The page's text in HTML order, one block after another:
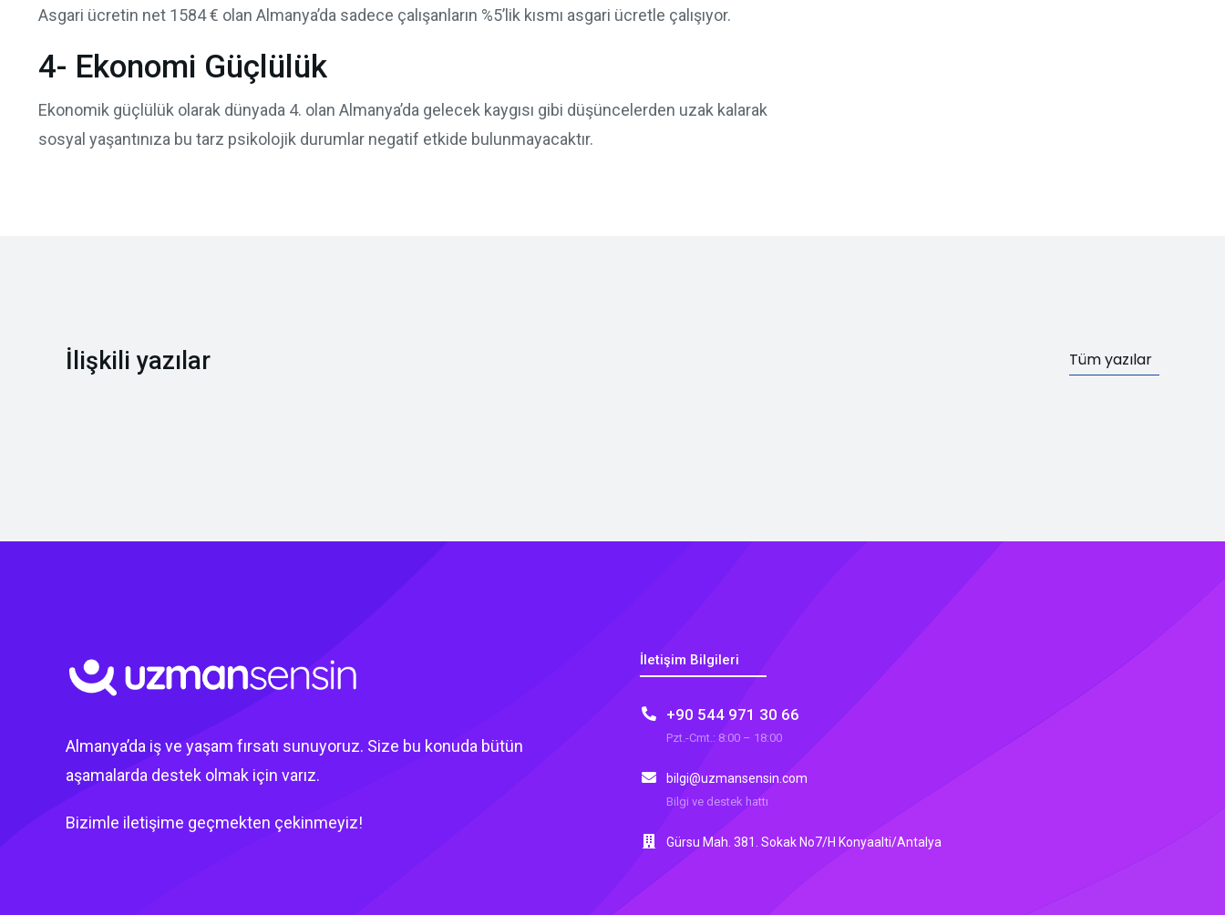
Asgari ücretin net 1584 € olan Almanya’da sadece çalışanların %5’lik kısmı asgari ücretle çalışıyor.
4- Ekonomi Güçlülük
Ekonomik güçlülük olarak dünyada 4. olan Almanya’da gelecek kaygısı gibi düşüncelerden uzak kalarak
sosyal yaşantınıza bu tarz psikolojik durumlar negatif etkide bulunmayacaktır.
İlişkili yazılar Tüm yazılar
Almanya’da iş ve yaşam fırsatı sunuyoruz. Size bu konuda bütün
aşamalarda destek olmak için varız.
Bizimle iletişime geçmekten çekinmeyiz!
İletişim Bilgileri
+90 544 971 30 66
Pzt.-Cmt.: 8:00 – 18:00
bilgi@uzmansensin.com
Bilgi ve destek hattı
Gürsu Mah. 381. Sokak No7/H Konyaalti/Antalya